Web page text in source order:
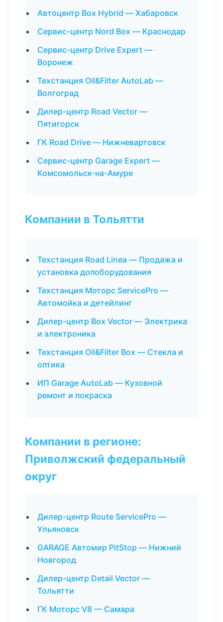
Автоцентр Box Hybrid — Хабаровск
Сервис-центр Nord Box — Краснодар
Сервис-центр Drive Expert —
Воронеж
Техстанция Oil&Filter AutoLab —
Волгоград
Дилер-центр Road Vector —
Пятигорск
ГК Road Drive — Нижневартовск
Сервис-центр Garage Expert —
Комсомольск-на-Амуре
Компании в Тольятти
Техстанция Road Linea — Продажа и
установка допоборудования
Техстанция Моторс ServicePro —
Автомойка и детейлинг
Дилер-центр Box Vector — Электрика
и электроника
Техстанция Oil&Filter Box — Стекла и
оптика
ИП Garage AutoLab — Кузовной
ремонт и покраска
Компании в регионе:
Приволжский федеральный
округ
Дилер-центр Route ServicePro —
Ульяновск
GARAGE Автомир PitStop — Нижний
Новгород
Дилер-центр Detail Vector —
Тольятти
ГК Моторс V8 — Самара